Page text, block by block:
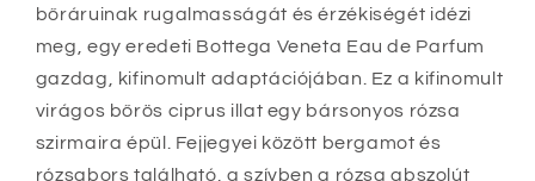
bőráruinak rugalmasságát és érzékiségét idézi
meg, egy eredeti Bottega Veneta Eau de Parfum
gazdag, kifinomult adaptációjában. Ez a kifinomult
virágos bőrös ciprus illat egy bársonyos rózsa
szirmaira épül. Fejjegyei között bergamot és
rózsabors található, a szívben a rózsa abszolút